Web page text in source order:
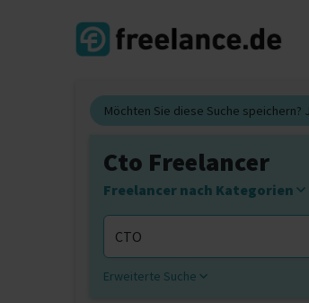
Möchten Sie diese Suche speichern?
Cto Freelancer
Freelancer nach Kategorien
Erweiterte Suche